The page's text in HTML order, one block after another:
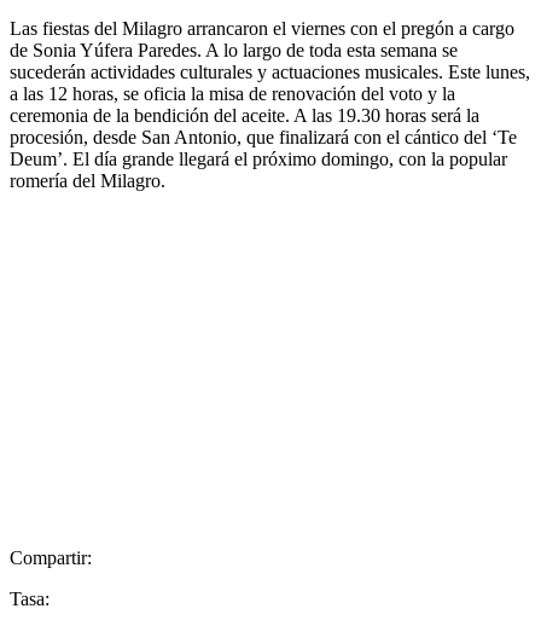
Las fiestas del Milagro arrancaron el viernes con el pregón a cargo
de Sonia Yúfera Paredes. A lo largo de toda esta semana se
sucederán actividades culturales y actuaciones musicales. Este lunes,
a las 12 horas, se oficia la misa de renovación del voto y la
ceremonia de la bendición del aceite. A las 19.30 horas será la
procesión, desde San Antonio, que finalizará con el cántico del ‘Te
Deum’. El día grande llegará el próximo domingo, con la popular
romería del Milagro.
Compartir:
Tasa: